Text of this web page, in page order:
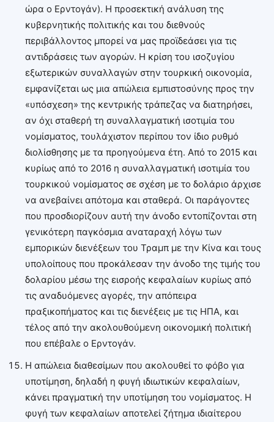
ώρα ο Ερντογάν). Η προσεκτική ανάλυση της
κυβερνητικής πολιτικής και του διεθνούς
περιβάλλοντος μπορεί να μας προϊδεάσει για τις
αντιδράσεις των αγορών. Η κρίση του ισοζυγίου
εξωτερικών συναλλαγών στην τουρκική οικονομία,
εμφανίζεται ως μια απώλεια εμπιστοσύνης προς την
«υπόσχεση» της κεντρικής τράπεζας να διατηρήσει,
αν όχι σταθερή τη συναλλαγματική ισοτιμία του
νομίσματος, τουλάχιστον περίπου τον ίδιο ρυθμό
διολίσθησης με τα προηγούμενα έτη. Από το 2015 και
κυρίως από το 2016 η συναλλαγματική ισοτιμία του
τουρκικού νομίσματος σε σχέση με το δολάριο άρχισε
να ανεβαίνει απότομα και σταθερά. Οι παράγοντες
που προσδιορίζουν αυτή την άνοδο εντοπίζονται στη
γενικότερη παγκόσμια αναταραχή λόγω των
εμπορικών διενέξεων του Τραμπ με την Κίνα και τους
υπολοίπους που προκάλεσαν την άνοδο της τιμής του
δολαρίου μέσω της εισροής κεφαλαίων κυρίως από
τις αναδυόμενες αγορές, την απόπειρα
πραξικοπήματος και τις διενέξεις με τις ΗΠΑ, και
τέλος από την ακολουθούμενη οικονομική πολιτική
που επέβαλε ο Ερντογάν.
Η απώλεια διαθεσίμων που ακολουθεί το φόβο για
υποτίμηση, δηλαδή η φυγή ιδιωτικών κεφαλαίων,
κάνει πραγματική την υποτίμηση του νομίσματος. Η
φυγή των κεφαλαίων αποτελεί ζήτημα ιδιαίτερου